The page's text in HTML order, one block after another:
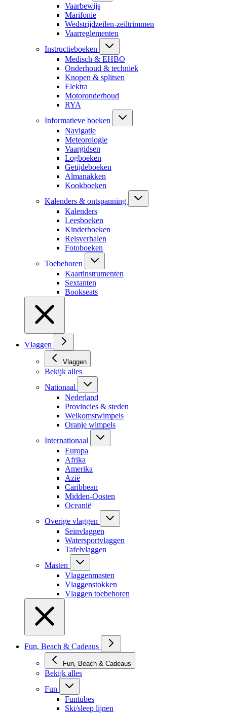
Vaarbewijs
Marifonie
Wedstrijdzeilen-zeiltrimmen
Vaarreglementen
Instructieboeken
Medisch & EHBO
Onderhoud & techniek
Knopen & splitsen
Elektra
Motoronderhoud
RYA
Informatieve boeken
Navigatie
Meteorologie
Vaargidsen
Logboeken
Getijdeboeken
Almanakken
Kookboeken
Kalenders & ontspanning
Kalenders
Leesboeken
Kinderboeken
Reisverhalen
Fotoboeken
Toebehoren
Kaartinstrumenten
Sextanten
Bookseats
Vlaggen
Vlaggen
Bekijk alles
Nationaal
Nederland
Provincies & steden
Welkomstwimpels
Oranje wimpels
Internationaal
Europa
Afrika
Amerika
Azië
Caribbean
Midden-Oosten
Oceanië
Overige vlaggen
Seinvlaggen
Watersportvlaggen
Tafelvlaggen
Masten
Vlaggenmasten
Vlaggenstokken
Vlaggen toebehoren
Fun, Beach & Cadeaus
Fun, Beach & Cadeaus
Bekijk alles
Fun
Funtubes
Ski/sleep lijnen